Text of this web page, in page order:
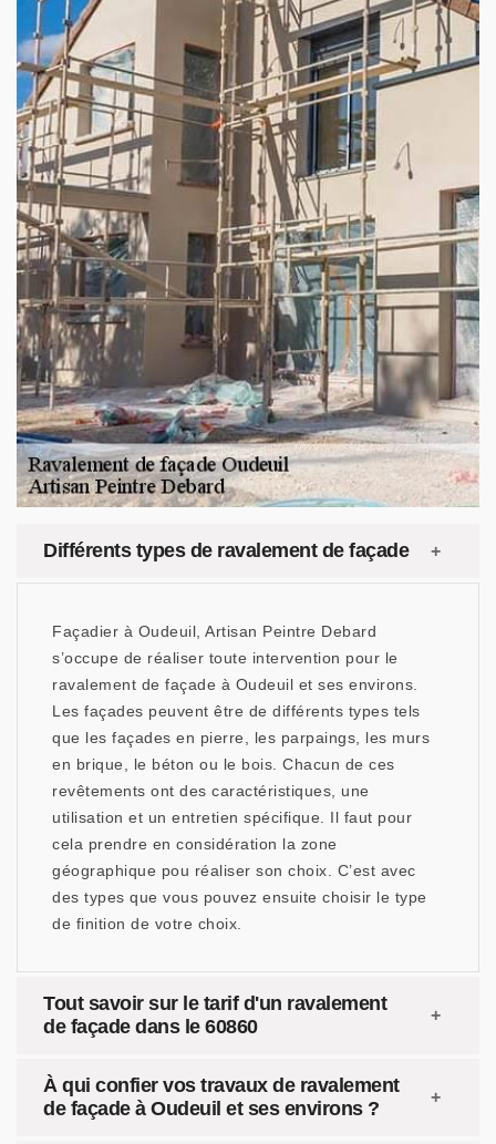
Différents types de ravalement de façade
Façadier à Oudeuil, Artisan Peintre Debard
s’occupe de réaliser toute intervention pour le
ravalement de façade à Oudeuil et ses environs.
Les façades peuvent être de différents types tels
que les façades en pierre, les parpaings, les murs
en brique, le béton ou le bois. Chacun de ces
revêtements ont des caractéristiques, une
utilisation et un entretien spécifique. Il faut pour
cela prendre en considération la zone
géographique pou réaliser son choix. C’est avec
des types que vous pouvez ensuite choisir le type
de finition de votre choix.
Tout savoir sur le tarif d'un ravalement
de façade dans le 60860
À qui confier vos travaux de ravalement
de façade à Oudeuil et ses environs ?